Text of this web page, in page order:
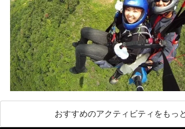
おすすめのアクティビティをもっ